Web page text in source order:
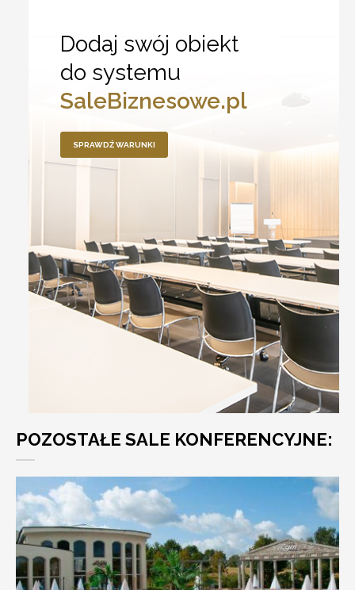
Dodaj swój obiekt
do systemu
SaleBiznesowe.pl
SPRAWDŹ WARUNKI
POZOSTAŁE SALE KONFERENCYJNE: